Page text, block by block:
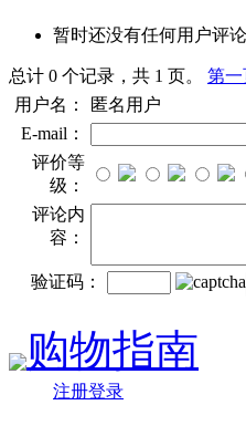
暂时还没有任何用户评论
总计 0 个记录，共 1 页。 第一
用户名：
匿名用户
E-mail：
评价等
级：
评论内
容：
验证码：
购物指南
注册登录